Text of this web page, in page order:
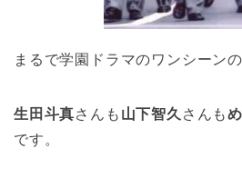
まるで学園ドラマのワンシーン
生田斗真さんも 山下智久 さんも
です。